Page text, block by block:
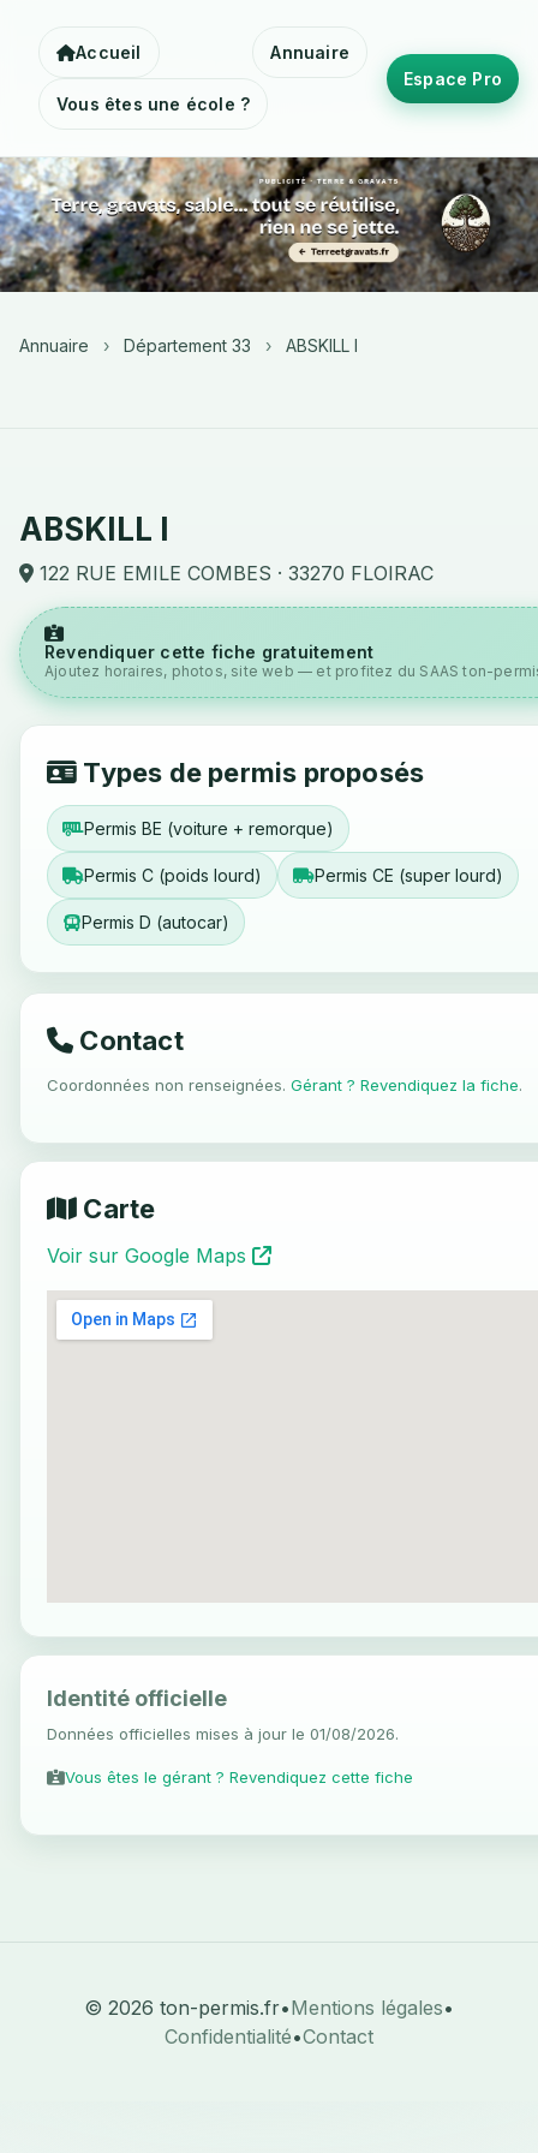
Accueil Annuaire
Vous êtes une école ?
Espace Pro
Annuaire › Département 33 › ABSKILL I
ABSKILL I
122 RUE EMILE COMBES · 33270 FLOIRAC
Revendiquer cette fiche gratuitement
Ajoutez horaires, photos, site web — et profitez du SAAS ton-
Types de permis proposés
Permis BE (voiture + remorque)
Permis C (poids lourd) Permis CE (super lourd)
Permis D (autocar)
Contact
Coordonnées non renseignées. Gérant ? Revendiquez la fiche.
Carte
Voir sur Google Maps
Identité officielle
Données officielles mises à jour le 01/08/2026.
Vous êtes le gérant ? Revendiquez cette fiche
© 2026 ton-permis.fr•Mentions légales•
Confidentialité•Contact